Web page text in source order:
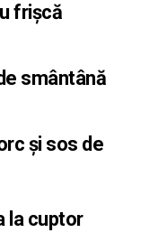
frișcă
smântână
și sos de
la cuptor